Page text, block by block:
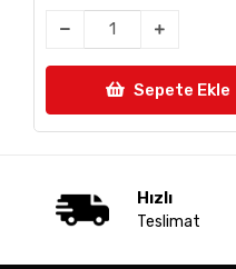
Sepete Ekle
Hızlı
Teslimat